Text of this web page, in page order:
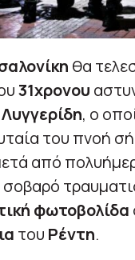
θα
31χρονου
, ο
του πνοή
από
σοβαρό
φωτοβολίδα
του Ρέντη.